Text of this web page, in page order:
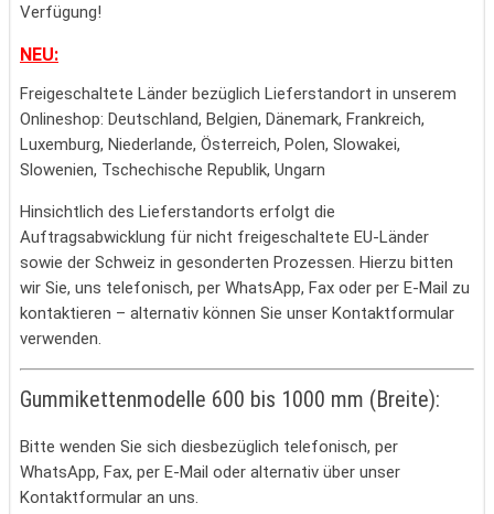
Verfügung!
NEU:
Freigeschaltete Länder bezüglich Lieferstandort in unserem
Onlineshop: Deutschland, Belgien, Dänemark, Frankreich,
Luxemburg, Niederlande, Österreich, Polen, Slowakei,
Slowenien, Tschechische Republik, Ungarn
Hinsichtlich des Lieferstandorts erfolgt die
Auftragsabwicklung für nicht freigeschaltete EU-Länder
sowie der Schweiz in gesonderten Prozessen. Hierzu bitten
wir Sie, uns telefonisch, per WhatsApp, Fax oder per E-Mail zu
kontaktieren – alternativ können Sie unser Kontaktformular
verwenden.
Gummikettenmodelle 600 bis 1000 mm (Breite):
Bitte wenden Sie sich diesbezüglich telefonisch, per
WhatsApp, Fax, per E-Mail oder alternativ über unser
Kontaktformular an uns.